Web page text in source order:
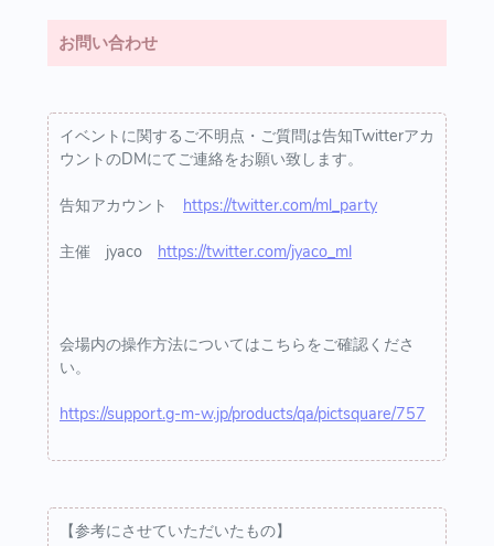
お問い合わせ
イベントに関するご不明点・ご質問は告知Twitterアカ
ウントのDMにてご連絡をお願い致します。
告知アカウント https://twitter.com/ml_party
主催 jyaco https://twitter.com/jyaco_ml
会場内の操作方法についてはこちらをご確認くださ
い。
https://support.g-m-w.jp/products/qa/pictsquare/757
【参考にさせていただいたもの】